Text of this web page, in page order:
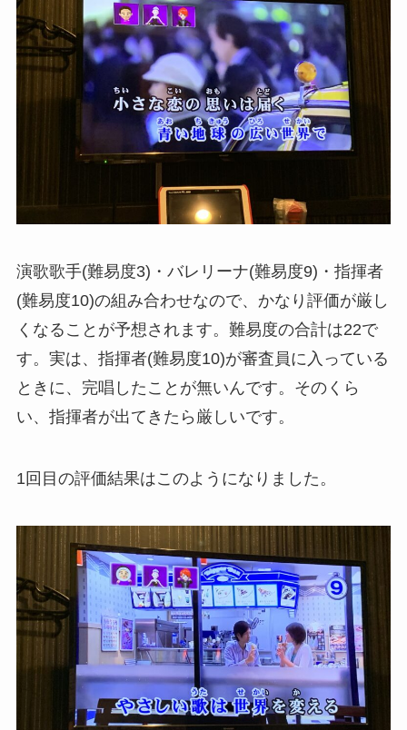
演歌歌手(難易度3)・バレリーナ(難易度9)・指揮者
(難易度10)の組み合わせなので、かなり評価が厳し
くなることが予想されます。難易度の合計は22で
す。実は、指揮者(難易度10)が審査員に入っている
ときに、完唱したことが無いんです。そのくら
い、指揮者が出てきたら厳しいです。
1回目の評価結果はこのようになりました。